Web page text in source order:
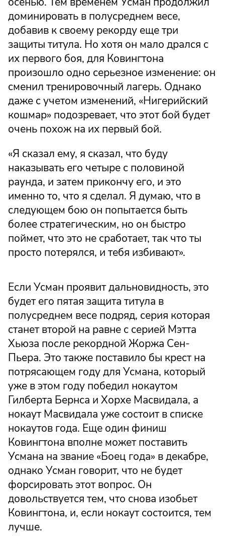
доминировать в полусреднем весе,
добавив к своему рекорду еще три
защиты титула. Но хотя он мало дрался с
их первого боя, для Ковингтона
произошло одно серьезное изменение: он
сменил тренировочный лагерь. Однако
даже с учетом изменений, «Нигерийский
кошмар» подозревает, что этот бой будет
очень похож на их первый бой.
«Я сказал ему, я сказал, что буду
наказывать его четыре с половиной
раунда, и затем прикончу его, и это
именно то, что я сделал. Я думаю, что в
следующем бою он попытается быть
более стратегическим, но он быстро
поймет, что это не сработает, так что ты
просто потерялся, и тебя избивают».
Если Усман проявит дальновидность, это
будет его пятая защита титула в
полусреднем весе подряд, серия которая
станет второй на равне с серией Мэтта
Хьюза после рекордной Жоржа Сен-
Пьера. Это также поставило бы крест на
потрясающем году для Усмана, который
уже в этом году победил нокаутом
Гилберта Бернса и Хорхе Масвидала, а
нокаут Масвидала уже состоит в списке
нокаутов года. Еще один финиш
Ковингтона вполне может поставить
Усмана на звание «Боец года» в декабре,
однако Усман говорит, что не будет
форсировать этот вопрос. Он
довольствуется тем, что снова изобьет
Ковингтона, и, если нокаут состоится, тем
лучше.